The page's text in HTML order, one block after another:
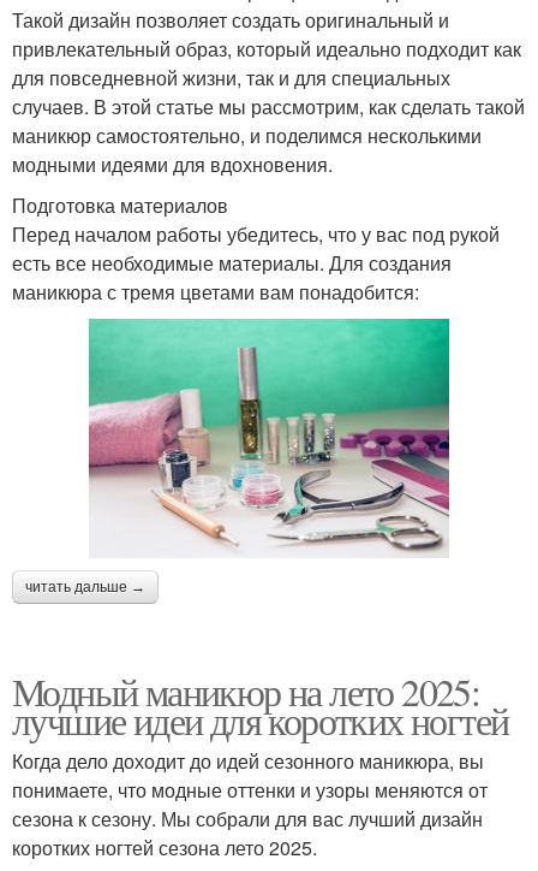
Такой дизайн позволяет создать оригинальный и
привлекательный образ, который идеально подходит как
для повседневной жизни, так и для специальных
случаев. В этой статье мы рассмотрим, как сделать такой
маникюр самостоятельно, и поделимся несколькими
модными идеями для вдохновения.
Подготовка материалов
Перед началом работы убедитесь, что у вас под рукой
есть все необходимые материалы. Для создания
маникюра с тремя цветами вам понадобится:
читать дальше →
Модный маникюр на лето 2025:
лучшие идеи для коротких ногтей
Когда дело доходит до идей сезонного маникюра, вы
понимаете, что модные оттенки и узоры меняются от
сезона к сезону. Мы собрали для вас лучший дизайн
коротких ногтей сезона лето 2025.